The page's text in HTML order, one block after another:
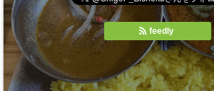
feedly